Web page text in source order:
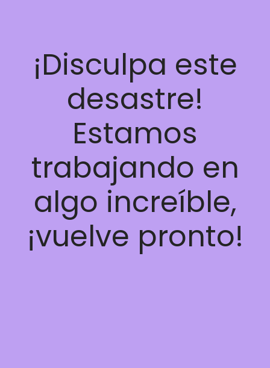
¡Disculpa este
desastre!
Estamos
trabajando en
algo increíble,
¡vuelve pronto!